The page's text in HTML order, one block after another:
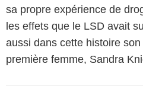
sa propre expérience de
les effets que le LSD avait
aussi dans cette histoire
première femme, Sandra